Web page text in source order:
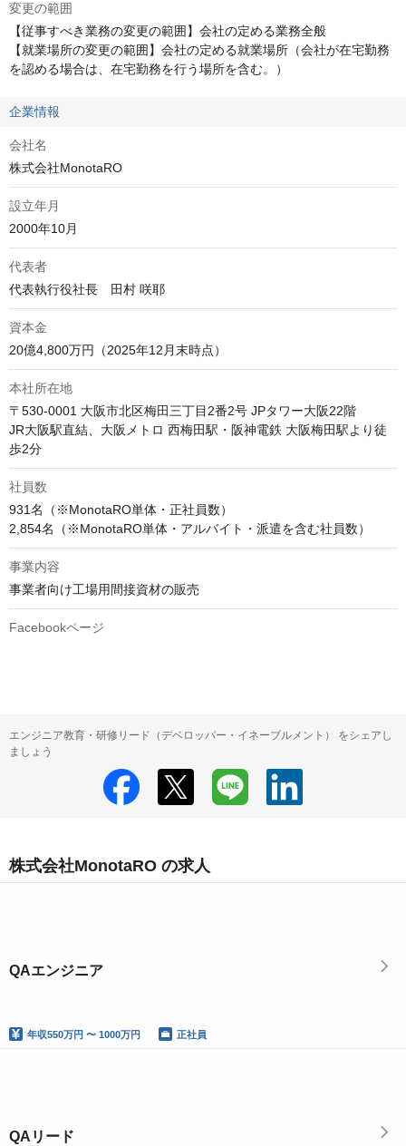
変更の範囲
【従事すべき業務の変更の範囲】会社の定める業務全般
【就業場所の変更の範囲】会社の定める就業場所（会社が在宅勤務
を認める場合は、在宅勤務を行う場所を含む。）
企業情報
会社名
株式会社MonotaRO
設立年月
2000年10月
代表者
代表執行役社長　田村 咲耶
資本金
20億4,800万円（2025年12月末時点）
本社所在地
〒530-0001 大阪市北区梅田三丁目2番2号 JPタワー大阪22階
JR大阪駅直結、大阪メトロ 西梅田駅・阪神電鉄 大阪梅田駅より徒
歩2分
社員数
931名（※MonotaRO単体・正社員数）
事業内容
事業者向け工場用間接資材の販売
Facebookページ
エンジニア教育・研修リード（デベロッパー・イネーブルメント） をシェアし
ましょう
株式会社MonotaRO の求人
QAエンジニア
年収550万円 〜 1000万円 正社員
QAリード